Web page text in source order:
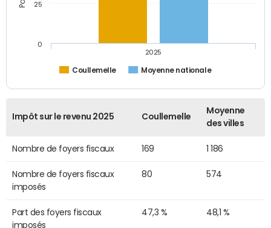
Coullemelle Moyenne nationale
2025
0
25
Impôt sur le revenu 2025 Coullemelle
Moyenne
des villes
Nombre de foyers fiscaux 169 1 186
Nombre de foyers fiscaux
imposés
80 574
Part des foyers fiscaux
imposés
47,3 % 48,1 %